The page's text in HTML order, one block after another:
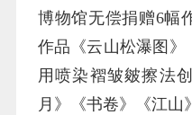
博物馆无偿捐赠6幅
作品《云山松瀑图》
用喷染褶皱皴擦法
月》《书卷》《江山